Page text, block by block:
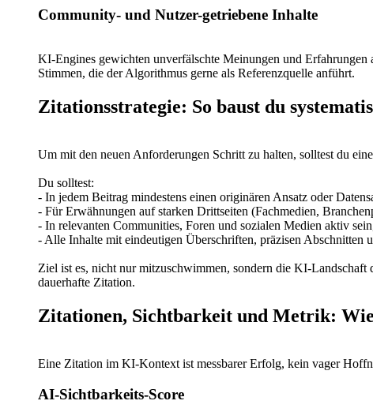
Community- und Nutzer-getriebene Inhalte
KI-Engines gewichten unverfälschte Meinungen und
Stimmen, die der Algorithmus gerne als Referenzquelle anführt.
Zitationsstrategie: So baust du
Um mit den neuen Anforderungen Schritt zu halten, solltest du
Du solltest:
- In jedem Beitrag mindestens einen originären Ansatz oder
- Für Erwähnungen auf starken Drittseiten (Fachmedien,
- In relevanten Communities, Foren und sozialen Medien aktiv
- Alle Inhalte mit eindeutigen Überschriften, präzisen Abschnitten
Ziel ist es, nicht nur mitzuschwimmen, sondern die KI-Landschaft
dauerhafte Zitation.
Zitationen, Sichtbarkeit und Metrik:
Eine Zitation im KI-Kontext ist messbarer Erfolg, kein vager
AI-Sichtbarkeits-Score